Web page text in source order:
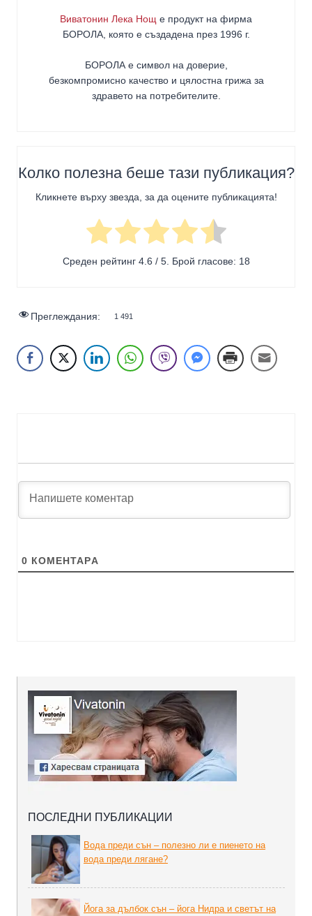
Виватонин Лека Нощ е продукт на фирма
БОРОЛА, която е създадена през 1996 г.
БОРОЛА е символ на доверие,
безкомпромисно качество и цялостна грижа за
здравето на потребителите.
Колко полезна беше тази публикация?
Кликнете върху звезда, за да оцените публикацията!
Среден рейтинг 4.6 / 5. Брой гласове: 18
Преглеждания: 1 491
0 КОМЕНТАРA
ПОСЛЕДНИ ПУБЛИКАЦИИ
Вода преди сън – полезно ли е пиенето на
вода преди лягане?
Йога за дълбок сън – йога Нидра и светът на